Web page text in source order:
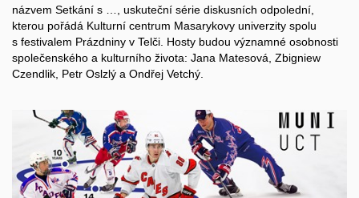
názvem Setkání s …, uskuteční série diskusních odpolední,
kterou pořádá Kulturní centrum Masarykovy univerzity spolu
s festivalem Prázdniny v Telči. Hosty budou významné osobnosti
společenského a kulturního života: Jana Matesová, Zbigniew
Czendlik, Petr Oslzlý a Ondřej Vetchý.